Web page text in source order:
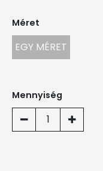
Méret
EGY MÉRET
Mennyiség
1